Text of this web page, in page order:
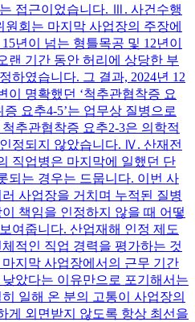
접근이었습니다. Ⅲ. 사건수행
회는 마지막 사업장의 주장에
년이 넘는 형틀목공 및 12년이
랜 기간 동안 허리에 상당한 부
하였습니다. 그 결과, 2024년 12
이 명확했던 ‘척추관협착증 요
증 요추4-5’는 업무상 질병으로
추관협착증 요추2-3은 의학적
정되지 않았습니다. Ⅳ. 산재전
직업병은 마지막에 일했던 단
되는 경우는 드뭅니다. 이번 사
사업장을 거치며 누적된 질병
책임을 인정하지 않을 때 어떻
여줍니다. 산업재해 인정 제도
적인 직업 경력을 평가하는 것
지막 사업장에서의 근무 기간
았다는 이유만으로 포기해서는
일해 온 분의 고통이 사업장의
게 외면받지 않도록 항상 최선을